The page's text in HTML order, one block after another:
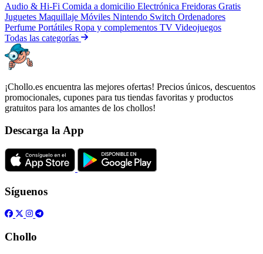
Audio & Hi-Fi Comida a domicilio Electrónica Freidoras Gratis
Juguetes Maquillaje Móviles Nintendo Switch Ordenadores
Perfume Portátiles Ropa y complementos TV Videojuegos
Todas las categorías
¡Chollo.es encuentra las mejores ofertas! Precios únicos, descuentos
promocionales, cupones para tus tiendas favoritas y productos
gratuitos para los amantes de los chollos!
Descarga la App
Síguenos
Chollo